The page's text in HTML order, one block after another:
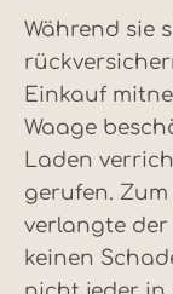
Während sie
Einkauf
Waage
Laden
gerufen.
verlangte der
keinen